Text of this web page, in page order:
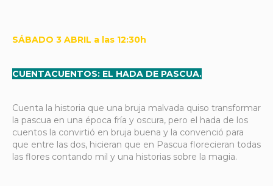
SÁBADO 3 ABRIL a las 12:30h
CUENTACUENTOS: EL HADA DE PASCUA.
Cuenta la historia que una bruja malvada quiso transformar
la pascua en una época fría y oscura, pero el hada de los
cuentos la convirtió en bruja buena y la convenció para
que entre las dos, hicieran que en Pascua florecieran todas
las flores contando mil y una historias sobre la magia.